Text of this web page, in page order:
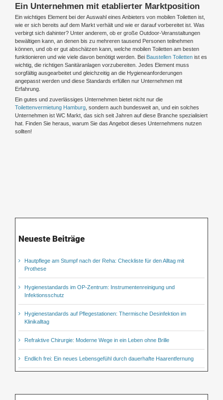
Ein Unternehmen mit etablierter Marktposition
Ein wichtiges Element bei der Auswahl eines Anbieters von mobilen Toiletten ist,
wie er sich bereits auf dem Markt verhält und wie er darauf vorbereitet ist. Was
verbirgt sich dahinter? Unter anderem, ob er große Outdoor-Veranstaltungen
bewältigen kann, an denen bis zu mehreren tausend Personen teilnehmen
können, und ob er gut abschätzen kann, welche mobilen Toiletten am besten
funktionieren und wie viele davon benötigt werden. Bei Baustellen Toiletten ist es
wichtig, die richtigen Sanitäranlagen vorzubereiten. Jedes Element muss
sorgfältig ausgearbeitet und gleichzeitig an die Hygieneanforderungen
angepasst werden und diese Standards erfüllen nur Unternehmen mit
Erfahrung.
Ein gutes und zuverlässiges Unternehmen bietet nicht nur die
Toilettenvermietung Hamburg, sondern auch bundesweit an, und ein solches
Unternehmen ist WC Markt, das sich seit Jahren auf diese Branche spezialisiert
hat. Finden Sie heraus, warum Sie das Angebot dieses Unternehmens nutzen
sollten!
Neueste Beiträge
Hautpflege am Stumpf nach der Reha: Checkliste für den Alltag mit
Prothese
Hygienestandards im OP-Zentrum: Instrumentenreinigung und
Infektionsschutz
Hygienestandards auf Pflegestationen: Thermische Desinfektion im
Klinikalltag
Refraktive Chirurgie: Moderne Wege in ein Leben ohne Brille
Endlich frei: Ein neues Lebensgefühl durch dauerhafte Haarentfernung